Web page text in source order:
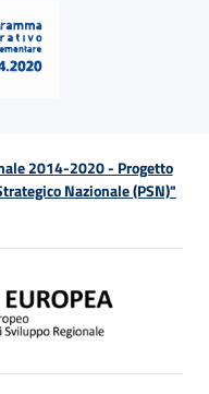
2014-2020 - Progetto
Nazionale (PSN)"